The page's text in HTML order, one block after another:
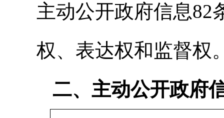
主动公开政府信息82
权、表达权和监督权
二、主动公开政府